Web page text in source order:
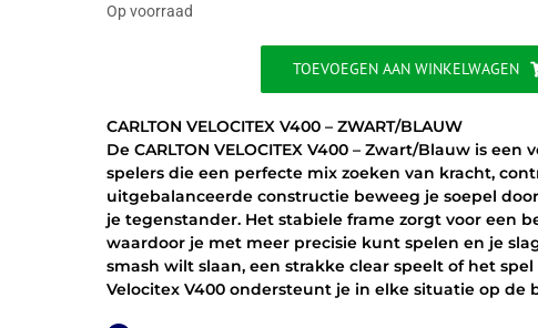
was:
€99.95.
is:
€72.95.
Op voorraad
V400
-
ZWART/BLAUW
aantal
TOEVOEGEN AAN WINKELWAGEN
CARLTON VELOCITEX V400 – ZWART/BLAUW
De CARLTON VELOCITEX V400 – Zwart/Blauw is
spelers die een perfecte mix zoeken van kracht,
uitgebalanceerde constructie beweeg je soepel
je tegenstander. Het stabiele frame zorgt voor een
waardoor je met meer precisie kunt spelen en je
smash wilt slaan, een strakke clear speelt of het
Velocitex V400 ondersteunt je in elke situatie op de